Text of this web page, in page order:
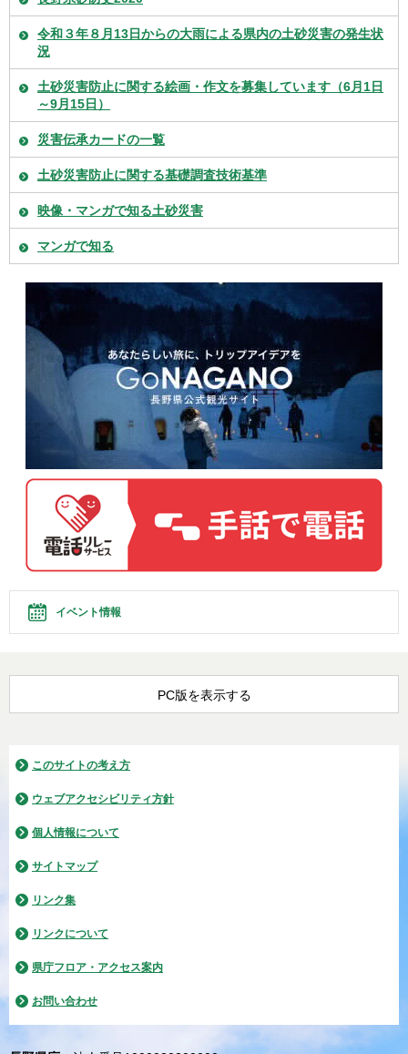
令和３年８月13日からの大雨による県内の土砂災害の発生状
況
土砂災害防止に関する絵画・作文を募集しています（6月1日
～9月15日）
災害伝承カードの一覧
土砂災害防止に関する基礎調査技術基準
映像・マンガで知る土砂災害
マンガで知る
イベント情報
PC版を表示する
このサイトの考え方
ウェブアクセシビリティ方針
個人情報について
サイトマップ
リンク集
リンクについて
県庁フロア・アクセス案内
お問い合わせ